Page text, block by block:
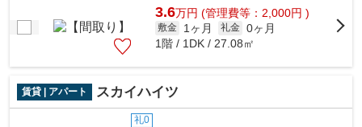
3.6万円 (管理費等：2,000円 )
敷金 1ヶ月 礼金 0ヶ月
1階 / 1DK / 27.08㎡
賃貸 | アパート スカイハイツ
礼0